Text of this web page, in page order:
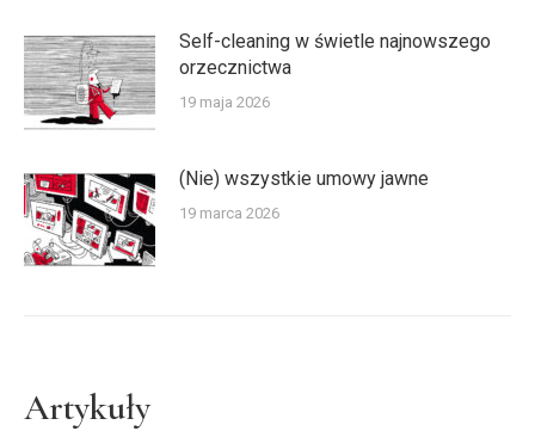
Self-cleaning w świetle najnowszego
orzecznictwa
19 maja 2026
(Nie) wszystkie umowy jawne
19 marca 2026
Artykuły